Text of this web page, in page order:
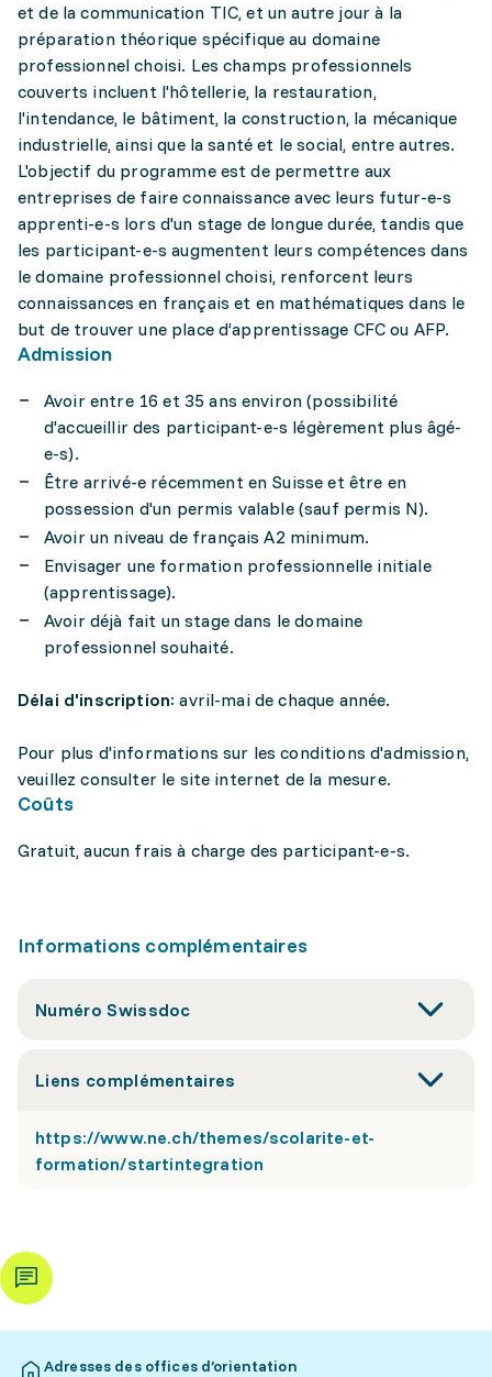
et de la communication TIC, et un autre jour à la
préparation théorique spécifique au domaine
professionnel choisi. Les champs professionnels
couverts incluent l'hôtellerie, la restauration,
l'intendance, le bâtiment, la construction, la mécanique
industrielle, ainsi que la santé et le social, entre autres.
L'objectif du programme est de permettre aux
entreprises de faire connaissance avec leurs futur-e-s
apprenti-e-s lors d'un stage de longue durée, tandis que
les participant-e-s augmentent leurs compétences dans
le domaine professionnel choisi, renforcent leurs
connaissances en français et en mathématiques dans le
but de trouver une place d’apprentissage CFC ou AFP.
Admission
Avoir entre 16 et 35 ans environ (possibilité
d'accueillir des participant-e-s légèrement plus âgé-
e-s).
Être arrivé-e récemment en Suisse et être en
possession d'un permis valable (sauf permis N).
Avoir un niveau de français A2 minimum.
Envisager une formation professionnelle initiale
(apprentissage).
Avoir déjà fait un stage dans le domaine
professionnel souhaité.
Délai d'inscription: avril-mai de chaque année.
Pour plus d'informations sur les conditions d'admission,
veuillez consulter le site internet de la mesure.
Coûts
Gratuit, aucun frais à charge des participant-e-s.
Informations complémentaires
Numéro Swissdoc
Liens complémentaires
https://www.ne.ch/themes/scolarite-et-
formation/startintegration
Adresses des offices d’orientation